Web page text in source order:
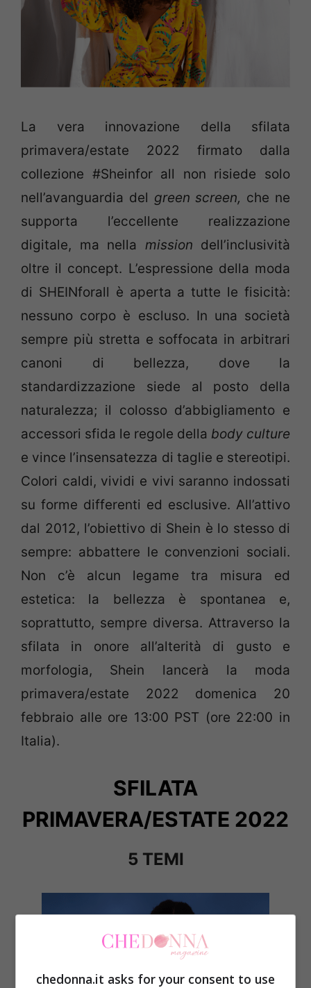
La vera innovazione della sfilata
primavera/estate 2022 firmato dalla
collezione #Sheinfor all non risiede solo
nell’avanguardia del green screen, che ne
supporta l’eccellente realizzazione
digitale, ma nella mission dell’inclusività
oltre il concept. L’espressione della moda
di SHEINforall è aperta a tutte le fisicità:
nessuno corpo è escluso. In una società
sempre più stretta e soffocata in arbitrari
canoni di bellezza, dove la
standardizzazione siede al posto della
naturalezza; il colosso d’abbigliamento e
accessori sfida le regole della body culture
e vince l’insensatezza di taglie e stereotipi.
Colori caldi, vividi e vivi saranno indossati
su forme differenti ed esclusive. All’attivo
dal 2012, l’obiettivo di Shein è lo stesso di
sempre: abbattere le convenzioni sociali.
Non c’è alcun legame tra misura ed
estetica: la bellezza è spontanea e,
soprattutto, sempre diversa. Attraverso la
sfilata in onore all’alterità di gusto e
morfologia, Shein lancerà la moda
primavera/estate 2022 domenica 20
febbraio alle ore 13:00 PST (ore 22:00 in
Italia).
SFILATA
PRIMAVERA/ESTATE 2022
5 TEMI
chedonna.it asks for your consent to use